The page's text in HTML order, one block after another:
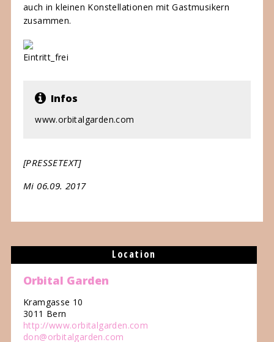
auch in kleinen Konstellationen mit Gastmusikern
zusammen.
Eintritt_frei
Infos
www.orbitalgarden.com
[PRESSETEXT]
Mi 06.09. 2017
Location
Orbital Garden
Kramgasse 10
3011 Bern
http://www.orbitalgarden.com
don@orbitalgarden.com